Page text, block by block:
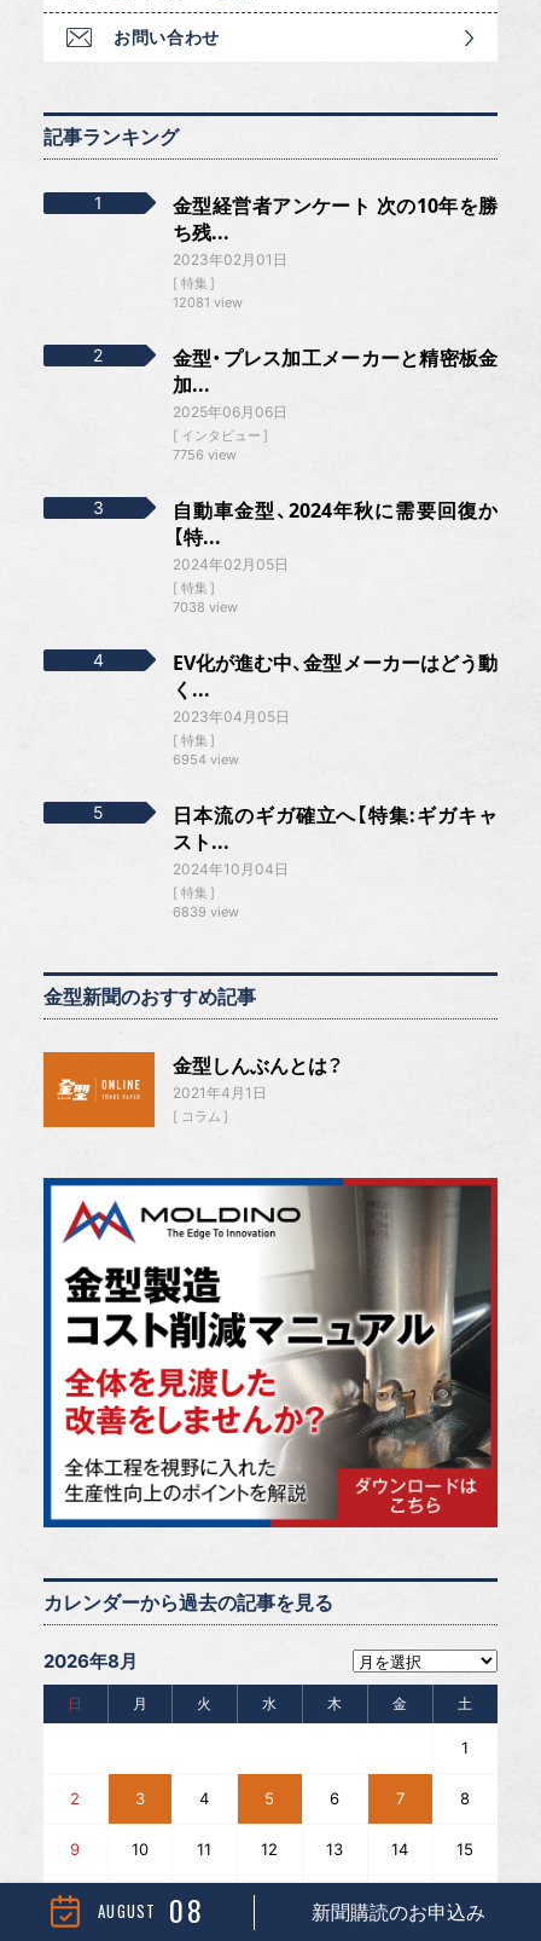
AUGUST 08 新聞購読のお申込み
お問い合わせ
記事ランキング
金型経営者アンケート 次の10年を勝
ち残...
2023年02月01日
特集
12081 view
金型・プレス加工メーカーと精密板金
加...
2025年06月06日
インタビュー
7756 view
自動車金型、2024年秋に需要回復か
【特...
2024年02月05日
特集
7038 view
EV化が進む中、金型メーカーはどう動
く...
2023年04月05日
特集
6954 view
日本流のギガ確立へ【特集:ギガキャ
スト...
2024年10月04日
特集
6839 view
金型新聞のおすすめ記事
金型しんぶんとは？
2021年4月1日
コラム
カレンダーから過去の記事を見る
2026年8月
日 月 火 水 木 金 土
1
2 3 4 5 6 7 8
9 10 11 12 13 14 15
16 17 18 20 22